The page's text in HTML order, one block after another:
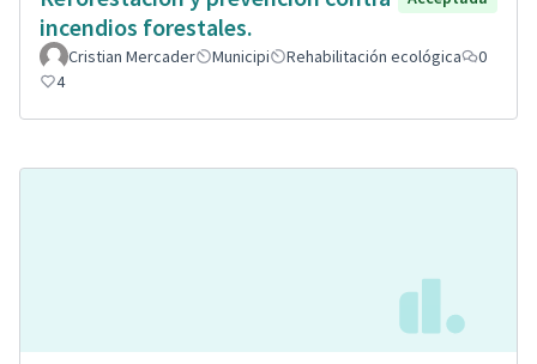
incendios forestales.
Cristian Mercader Municipi Rehabilitación ecológica
0
4